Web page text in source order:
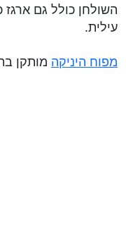
השולחן כולל גם
עילית.
מפוח היניקה מותקן